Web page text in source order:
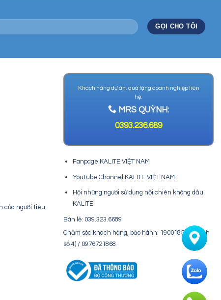
của người tiêu
Khách hàng dự án, quà tặng doanh nghiệp liên
hệ:
MRS QUỲNH:
0393.236.689
Fanpage KALITE VIỆT NAM
Youtube Channel KALITE VIỆT NAM
Hội những người sử dụng nồi chiên không dầu
KALITE
Bán lẻ: 039.323.6689
Chăm sóc khách hàng, bảo hành: 19001850 (nhánh
số 4) / 0976721868